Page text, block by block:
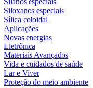
Siloxanos especiais
Sílica coloidal
Aplicações
Novas energias
Eletrônica
Materiais Avançados
Vida e cuidados de saúde
Lar e Viver
Proteção do meio ambiente